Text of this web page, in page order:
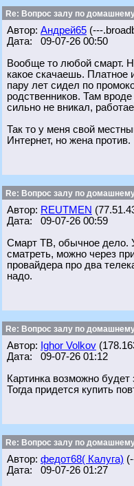
Re: Вопрос залу по
Автор: Андрей65 (---
Дата: 09-07-26 00:50
Вообще то любой смарт.
какое скачаешь. Платное
пару лет сидел по
родственников. Там
сильно не вникал,
Так то у меня свой
Интернет, но жена против.
Re: Вопрос залу по
Автор: REUTMEN
Дата: 09-07-26 00:59
Смарт ТВ, обычное дело.
сматреть, можно через
провайдера про два
надо.
Re: Вопрос залу по
Автор: Ighor Volkov
Дата: 09-07-26 01:12
Картинка возможно
Тогда придется купить
Re: Вопрос залу по
Автор: федот68( Калуга)
Дата: 09-07-26 01:27